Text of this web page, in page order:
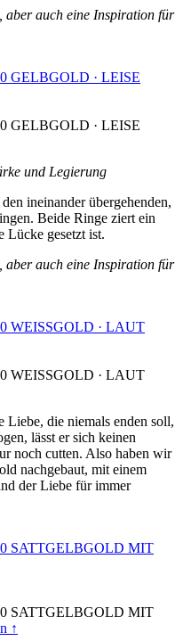
aber auch eine Inspiration für
GELBGOLD · LEISE
GELBGOLD · LEISE
und Legierung
ineinander übergehenden,
Beide Ringe ziert ein
Lücke gesetzt ist.
aber auch eine Inspiration für
WEISSGOLD · LAUT
WEISSGOLD · LAUT
Liebe, die niemals enden soll,
lässt er sich keinen
noch cutten. Also haben wir
nachgebaut, mit einem
der Liebe für immer
SATTGELBGOLD MIT
SATTGELBGOLD MIT
↑